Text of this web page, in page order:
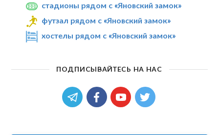
стадионы рядом с «Яновский замок»
футзал рядом с «Яновский замок»
хостелы рядом с «Яновский замок»
ПОДПИСЫВАЙТЕСЬ НА НАС